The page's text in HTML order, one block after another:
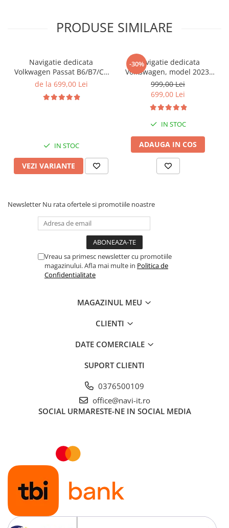
PRODUSE SIMILARE
Navigatie dedicata
Volkwagen Passat B6/B7/CC
Gri, 4GB RAM 64GB ROM,
Display QLED 10", DSP,
de la 699,00 Lei
IN STOC
VEZI VARIANTE
-30%Navigatie dedicata
Volkswagen, model 2023,
4GB RAM 64GB ROM,
Quadcore, Android 14,
Display QLED 7", DSP,
Carplay&Android Auto,
Suport camere AHD
999,00 Lei
699,00 Lei
IN STOC
ADAUGA IN COS
Newsletter Nu rata ofertele si promotiile noastre
Vreau sa primesc newsletter cu promotiile
magazinului. Afla mai multe in Politica de
Confidentialitate
MAGAZINUL MEU
CLIENTI
DATE COMERCIALE
SUPORT CLIENTI
0376500109
office@navi-it.ro
SOCIAL URMARESTE-NE IN SOCIAL MEDIA